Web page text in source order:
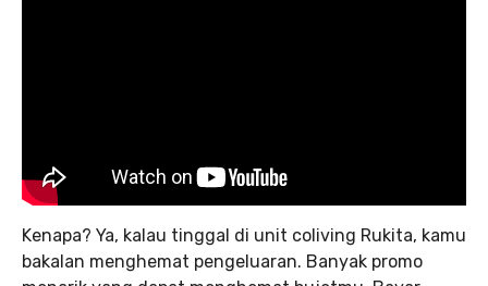
Kenapa? Ya, kalau tinggal di unit coliving Rukita, kamu
bakalan menghemat pengeluaran. Banyak promo